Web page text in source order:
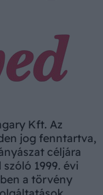
Kft. Az
jog fenntartva,
céljára
1999. évi
a törvény